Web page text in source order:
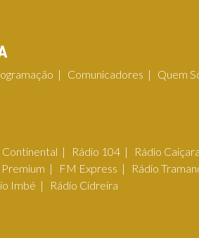
Comunicadores Quem
Continental Rádio 104 Rádio Caiçara
FM Express Rádio
Imbé Rádio Cidreira